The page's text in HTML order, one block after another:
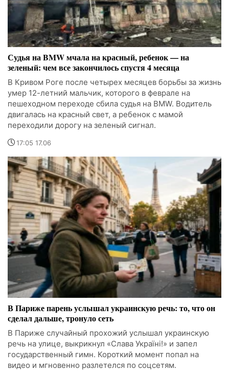
Судья на BMW мчала на красный, ребенок — на
зеленый: чем все закончилось спустя 4 месяца
В Кривом Роге после четырех месяцев борьбы за жизнь
умер 12-летний мальчик, которого в феврале на
пешеходном переходе сбила судья на BMW. Водитель
двигалась на красный свет, а ребенок с мамой
переходили дорогу на зеленый сигнал.
17:05 17.06
В Париже парень услышал украинскую речь: то, что он
сделал дальше, тронуло сеть
В Париже случайный прохожий услышал украинскую
речь на улице, выкрикнул «Слава Україні!» и запел
государственный гимн. Короткий момент попал на
видео и мгновенно разлетелся по соцсетям.